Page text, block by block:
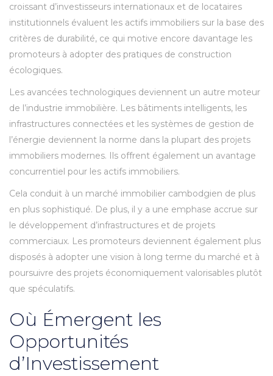
croissant d’investisseurs internationaux et de locataires
institutionnels évaluent les actifs immobiliers sur la base des
critères de durabilité, ce qui motive encore davantage les
promoteurs à adopter des pratiques de construction
écologiques.
Les avancées technologiques deviennent un autre moteur
de l’industrie immobilière. Les bâtiments intelligents, les
infrastructures connectées et les systèmes de gestion de
l’énergie deviennent la norme dans la plupart des projets
immobiliers modernes. Ils offrent également un avantage
concurrentiel pour les actifs immobiliers.
Cela conduit à un marché immobilier cambodgien de plus
en plus sophistiqué. De plus, il y a une emphase accrue sur
le développement d’infrastructures et de projets
commerciaux. Les promoteurs deviennent également plus
disposés à adopter une vision à long terme du marché et à
poursuivre des projets économiquement valorisables plutôt
que spéculatifs.
Où Émergent les
Opportunités
d’Investissement